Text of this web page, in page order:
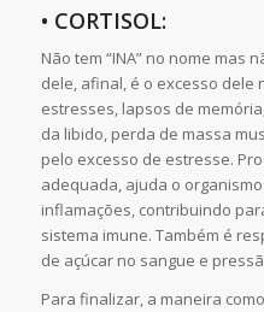
• CORTISOL:
Não tem “INA” no nome mas
dele, afinal, é o excesso dele
estresses, lapsos de
da libido, perda de massa
pelo excesso de estresse.
adequada, ajuda o
inflamações, contribuindo
sistema imune. Também é
de açúcar no sangue e
Para finalizar, a maneira